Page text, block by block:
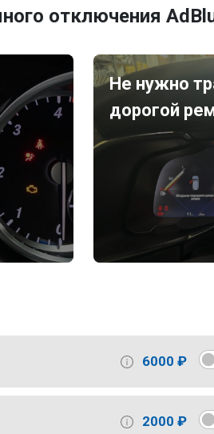
отключения
Не нужно
дорогой
6000 ₽
2000 ₽